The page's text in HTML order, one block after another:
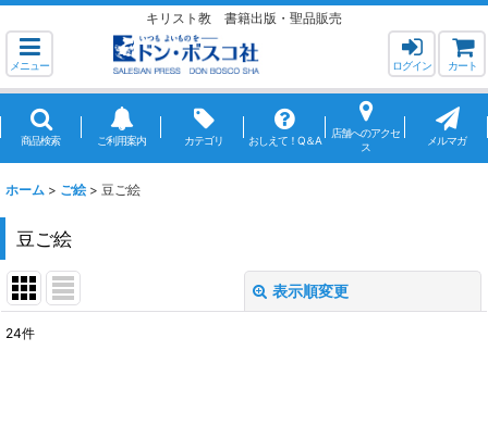
キリスト教 書籍出版・聖品販売
メニュー ログイン カート
商品検索 ご利用案内 カテゴリ おしえて！Q＆A
店舗へのアクセ
ス
メルマガ
ホーム > ご絵 > 豆ご絵
豆ご絵
表示順変更
24件